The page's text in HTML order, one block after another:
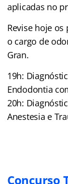
aplicadas no
Revise hoje
o cargo de
Gran.
19h:
Endodontia
20h:
Anestesia e
Concurso